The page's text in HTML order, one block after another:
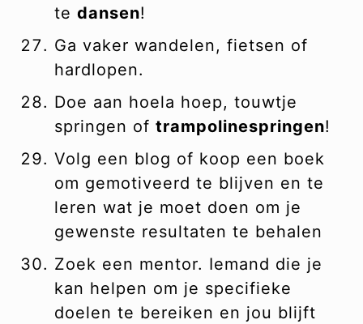
te dansen!
Ga vaker wandelen, fietsen of
hardlopen.
Doe aan hoela hoep, touwtje
springen of trampolinespringen!
Volg een blog of koop een boek
om gemotiveerd te blijven en te
leren wat je moet doen om je
gewenste resultaten te behalen
Zoek een mentor. Iemand die je
kan helpen om je specifieke
doelen te bereiken en jou blijft